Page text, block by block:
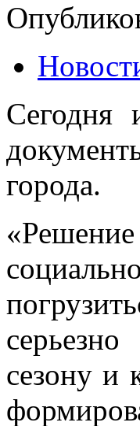
Сегодня
города.
сезону и